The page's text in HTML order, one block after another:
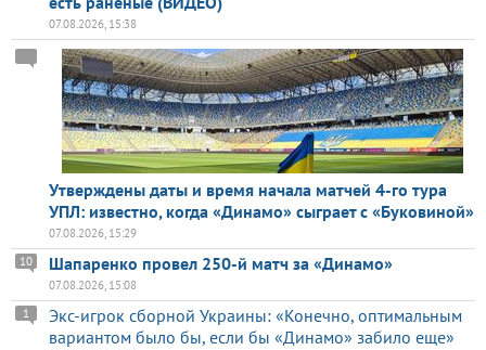
07.08.2026, 15:38
Утверждены даты и время начала матчей 4-го тура
УПЛ: известно, когда «Динамо» сыграет с «Буковиной»
07.08.2026, 15:29
Шапаренко провел 250-й матч за «Динамо»
10
07.08.2026, 15:08
Экс-игрок сборной Украины: «Конечно, оптимальным
вариантом было бы, если бы «Динамо» забило еще»
1